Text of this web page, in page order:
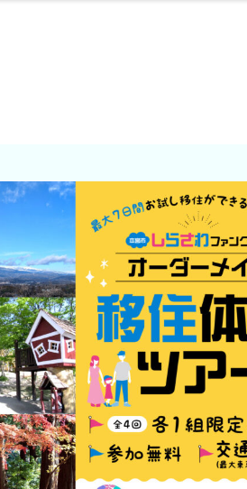
アジア・エスニッ
ク
テイクアウト
非日常 イベントレポート
温活・サウナ 歯列矯正・審美歯
科
教育 ライフイベント